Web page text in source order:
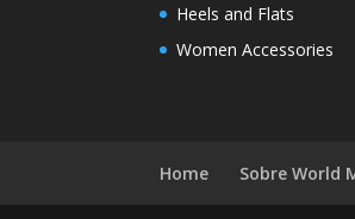
Heels and Flats
Women Accessories
Home Sobre World